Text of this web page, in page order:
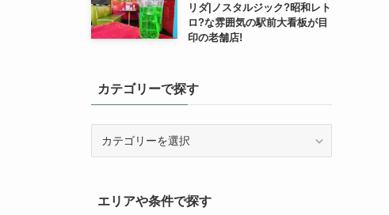
リダ|ノスタルジック?昭和レト
ロ?な雰囲気の駅前大看板が目
印の老舗店!
カテゴリーで探す
ーエリアや条件で探す